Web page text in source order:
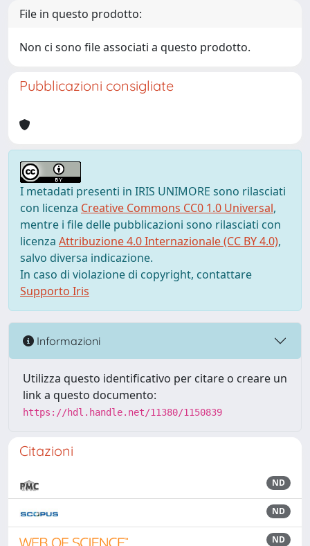
File in questo prodotto:
Non ci sono file associati a questo prodotto.
Pubblicazioni consigliate
I metadati presenti in IRIS UNIMORE sono rilasciati
con licenza Creative Commons CC0 1.0 Universal,
mentre i file delle pubblicazioni sono rilasciati con
licenza Attribuzione 4.0 Internazionale (CC BY 4.0),
salvo diversa indicazione.
In caso di violazione di copyright, contattare
Supporto Iris
Informazioni
Utilizza questo identificativo per citare o creare un
link a questo documento:
https://hdl.handle.net/11380/1150839
Citazioni
ND
ND
ND